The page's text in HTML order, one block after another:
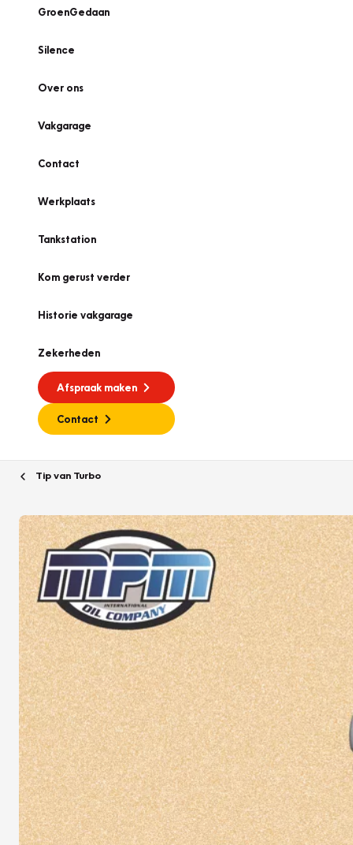
GroenGedaan
Silence
Over ons
Vakgarage
Contact
Werkplaats
Tankstation
Kom gerust verder
Historie vakgarage
Zekerheden
Afspraak maken
Contact
Tip van Turbo